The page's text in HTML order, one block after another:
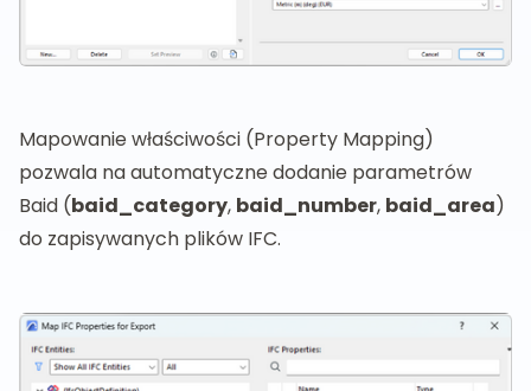
Mapowanie właściwości (Property Mapping)
pozwala na automatyczne dodanie parametrów
Baid (baid_category, baid_number, baid_area)
do zapisywanych plików IFC.